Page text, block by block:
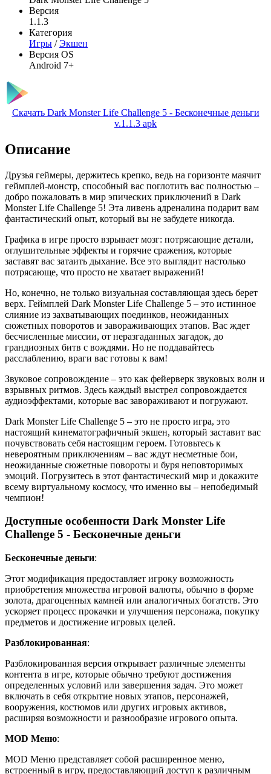
Версия
1.1.3
Категория
Игры /Экшен
Версия OS
Android 7+
Скачать Dark Monster Life Challenge 5 - Бесконечные деньги
v.1.1.3 apk
Описание
Друзья геймеры, держитесь крепко, ведь на горизонте маячит
геймплей-монстр, способный вас поглотить вас полностью –
добро пожаловать в мир эпических приключений в Dark
Monster Life Challenge 5! Эта ливень адреналина подарит вам
фантастический опыт, который вы не забудете никогда.
Графика в игре просто взрывает мозг: потрясающие детали,
оглушительные эффекты и горячие сражения, которые
заставят вас затаить дыхание. Все это выглядит настолько
потрясающе, что просто не хватает выражений!
Но, конечно, не только визуальная составляющая здесь берет
верх. Геймплей Dark Monster Life Challenge 5 – это истинное
слияние из захватывающих поединков, неожиданных
сюжетных поворотов и завораживающих этапов. Вас ждет
бесчисленные миссии, от неразгаданных загадок, до
грандиозных битв с вождями. Но не поддавайтесь
расслаблению, враги вас готовы к вам!
Звуковое сопровождение – это как фейерверк звуковых волн и
взрывных ритмов. Здесь каждый выстрел сопровождается
аудиоэффектами, которые вас завораживают и погружают.
Dark Monster Life Challenge 5 – это не просто игра, это
настоящий кинематографичный экшен, который заставит вас
почувствовать себя настоящим героем. Готовьтесь к
невероятным приключениям – вас ждут несметные бои,
неожиданные сюжетные повороты и буря неповторимых
эмоций. Погрузитесь в этот фантастический мир и докажите
всему виртуальному космосу, что именно вы – непобедимый
чемпион!
Доступные особенности Dark Monster Life
Challenge 5 - Бесконечные деньги
Бесконечные деньги:
Этот модификация предоставляет игроку возможность
приобретения множества игровой валюты, обычно в форме
золота, драгоценных камней или аналогичных богатств. Это
ускоряет процесс прокачки и улучшения персонажа, покупку
предметов и достижение игровых целей.
Разблокированная:
Разблокированная версия открывает различные элементы
контента в игре, которые обычно требуют достижения
определенных условий или завершения задач. Это может
включать в себя открытие новых этапов, персонажей,
вооружения, костюмов или других игровых активов,
расширяя возможности и разнообразие игрового опыта.
MOD Меню:
MOD Меню представляет собой расширенное меню,
встроенный в игру, предоставляющий доступ к различным